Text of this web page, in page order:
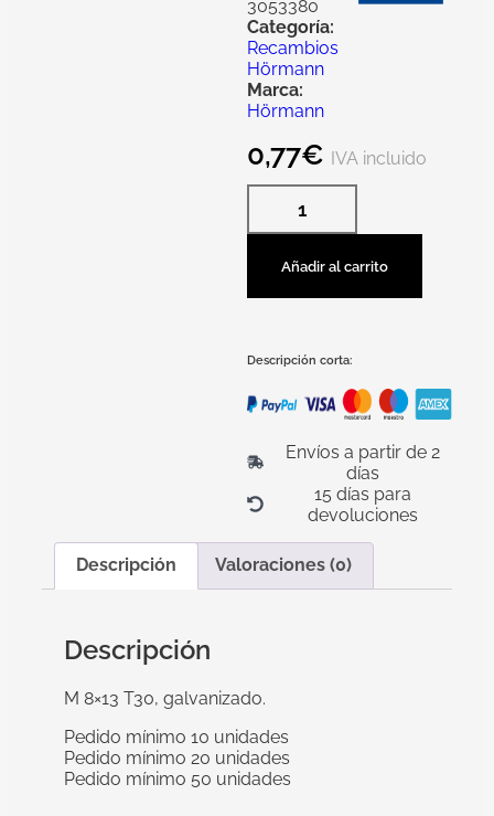
3053380
Categoría:
Recambios
Hörmann
Marca:
Hörmann
0,77€ IVA incluido
Añadir al carrito
Descripción corta:
Envíos a partir de 2
días
15 días para
devoluciones
Descripción Valoraciones (0)
Descripción
M 8×13 T30, galvanizado.
Pedido mínimo 10 unidades
Pedido mínimo 20 unidades
Pedido mínimo 50 unidades